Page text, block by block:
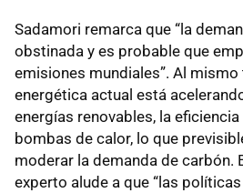
Sadamori remarca que “la
obstinada y es probable que
emisiones mundiales”. Al
energética actual está
energías renovables, la
bombas de calor, lo que
moderar la demanda de carbón.
experto alude a que “las